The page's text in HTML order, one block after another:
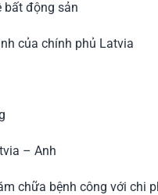
bất động sản
của chính phủ Latvia
– Anh
chữa bệnh công với chi